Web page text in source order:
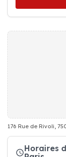
176 Rue de Rivoli,
Horaires